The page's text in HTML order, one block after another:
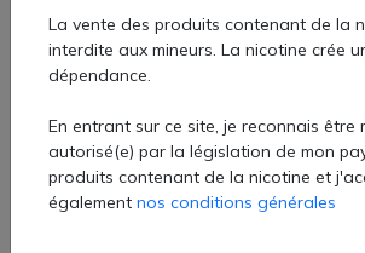
Vendu par boite de 2 unités
7,90 €
Quantité
AJOUTER À MON
La vente des produits contenant de la
interdite aux mineurs. La nicotine crée
dépendance.
En entrant sur ce site, je reconnais être
autorisé(e) par la législation de mon
produits contenant de la nicotine et
également nos conditions générales